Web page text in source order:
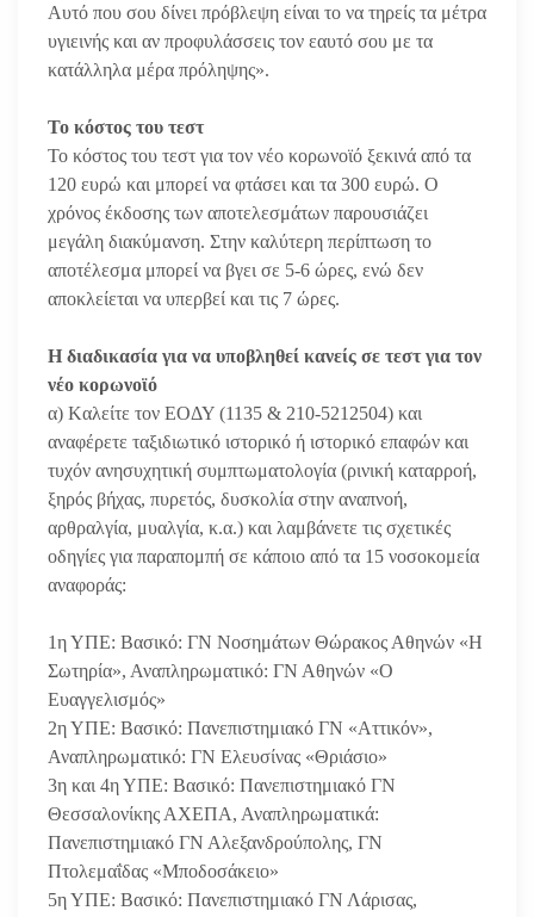
Αυτό που σου δίνει πρόβλεψη είναι το να τηρείς τα μέτρα
υγιεινής και αν προφυλάσσεις τον εαυτό σου με τα
κατάλληλα μέρα πρόληψης».
Το κόστος του τεστ
Το κόστος του τεστ για τον νέο κορωνοϊό ξεκινά από τα
120 ευρώ και μπορεί να φτάσει και τα 300 ευρώ. Ο
χρόνος έκδοσης των αποτελεσμάτων παρουσιάζει
μεγάλη διακύμανση. Στην καλύτερη περίπτωση το
αποτέλεσμα μπορεί να βγει σε 5-6 ώρες, ενώ δεν
αποκλείεται να υπερβεί και τις 7 ώρες.
Η διαδικασία για να υποβληθεί κανείς σε τεστ για τον
νέο κορωνοϊό
α) Kαλείτε τον ΕΟΔΥ (1135 & 210-5212504) και
αναφέρετε ταξιδιωτικό ιστορικό ή ιστορικό επαφών και
τυχόν ανησυχητική συμπτωματολογία (ρινική καταρροή,
ξηρός βήχας, πυρετός, δυσκολία στην αναπνοή,
αρθραλγία, μυαλγία, κ.α.) και λαμβάνετε τις σχετικές
οδηγίες για παραπομπή σε κάποιο από τα 15 νοσοκομεία
αναφοράς:
1η ΥΠΕ: Βασικό: ΓΝ Νοσημάτων Θώρακος Αθηνών «Η
Σωτηρία», Αναπληρωματικό: ΓΝ Αθηνών «Ο
Ευαγγελισμός»
2η ΥΠΕ: Βασικό: Πανεπιστημιακό ΓΝ «Αττικόν»,
Αναπληρωματικό: ΓΝ Ελευσίνας «Θριάσιο»
3η και 4η ΥΠΕ: Βασικό: Πανεπιστημιακό ΓΝ
Θεσσαλονίκης ΑΧΕΠΑ, Αναπληρωματικά:
Πανεπιστημιακό ΓΝ Αλεξανδρούπολης, ΓΝ
Πτολεμαΐδας «Μποδοσάκειο»
5η ΥΠΕ: Βασικό: Πανεπιστημιακό ΓΝ Λάρισας,